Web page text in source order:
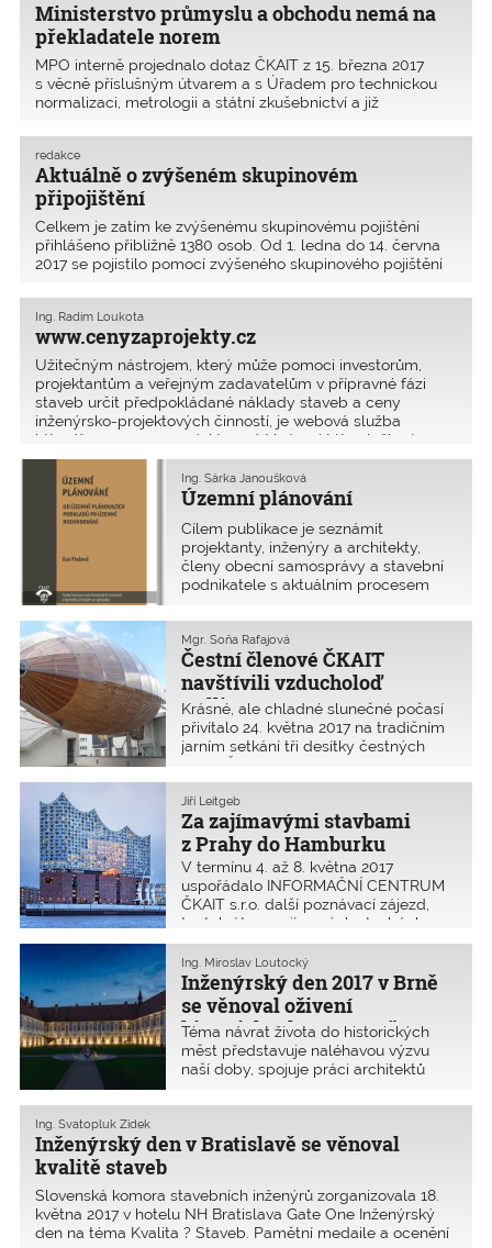
nevadí, že individuální překlad
uživatelů se můž
Ministerstvo průmyslu a obchodu nemá na
překladatele norem
MPO interně projednalo dotaz ČKAIT z 15. března 2017
s věcně příslušným útvarem a s Úřadem pro technickou
normalizaci, metrologii a státní zkušebnictví a již
zde uveřejňujeme: České technické normy nejsou po
Aktuálně o zvýšeném skupinovém
připojištění
redakce
Celkem je zatím ke zvýšenému skupinovému pojištění
přihlášeno přibližně 1380 osob. Od 1. ledna do 14. června
2017 se pojistilo pomocí zvýšeného skupinového pojištění
období činí cca 5900 Kč. Počet připojištěnýc
www.cenyzaprojekty.cz
Ing. Radim Loukota
Užitečným nástrojem, který může pomoci investorům,
projektantům a veřejným zadavatelům v přípravné fázi
staveb určit předpokládané náklady staveb a ceny
inženýrsko-projektových činností, je webová služba
http://www.cenyzaprojekty.cz/. V rámci této služby je
možn�
Územní plánování
Ing. Šárka Janoušková
Cílem publikace je seznámit
projektanty, inženýry a architekty,
členy obecní samosprávy a stavební
podnikatele s aktuálním procesem
na praktické uplatňování stavebního
zákona, prohloubení celkového
přehledu o nástrojích územního
Čestní členové ČKAIT
navštívili vzducholoď
Gulliver v Praze
Mgr. Soňa Rafajová
Krásné, ale chladné slunečné počasí
přivítalo 24. května 2017 na tradičním
jarním setkání tři desítky čestných
vybudovaném prostoru v Praze, a to
v Centru současného umění DOX.
Cílem setkání byla návštěva
vzducholodě Gulli
Za zajímavými stavbami
z Prahy do Hamburku
Jiří Leitgeb
V termínu 4. až 8. května 2017
uspořádalo INFORMAČNÍ CENTRUM
ČKAIT s.r.o. další poznávací zájezd,
tentokrát po zajímavých stavbách
části Německa. Účastníky uchvátila
zejména stavba Labské filharmonie
v Hamburku. Účastníci zájezdu měli
možnost si v Lipsku prohlédn
Inženýrský den 2017 v Brně
se věnoval oživení
historických center měst
Ing. Miroslav Loutocký
Téma návrat života do historických
měst představuje naléhavou výzvu
naší doby, spojuje práci architektů
investiční záměry politiků
den se letos zaměřil na návrat života
Inženýrský den v Bratislavě se věnoval
kvalitě staveb
Ing. Svatopluk Zídek
Slovenská komora stavebních inženýrů zorganizovala 18.
května 2017 v hotelu NH Bratislava Gate One Inženýrský
den na téma Kvalita ? Staveb. Pamětní medaile a ocenění